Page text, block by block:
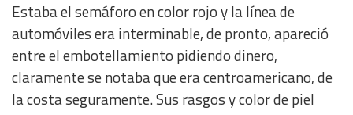
Estaba el semáforo en color rojo y la línea de
automóviles era interminable, de pronto, apareció
entre el embotellamiento pidiendo dinero,
claramente se notaba que era centroamericano, de
la costa seguramente. Sus rasgos y color de piel